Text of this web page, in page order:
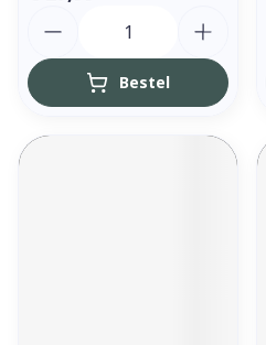
Bestel